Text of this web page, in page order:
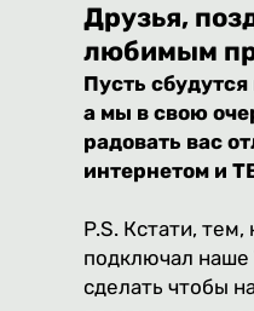
Друзья,
любимым
Пусть
а мы в свою
радовать вас
интернетом и
P.S. Кстати,
подключал наше
сделать чтобы